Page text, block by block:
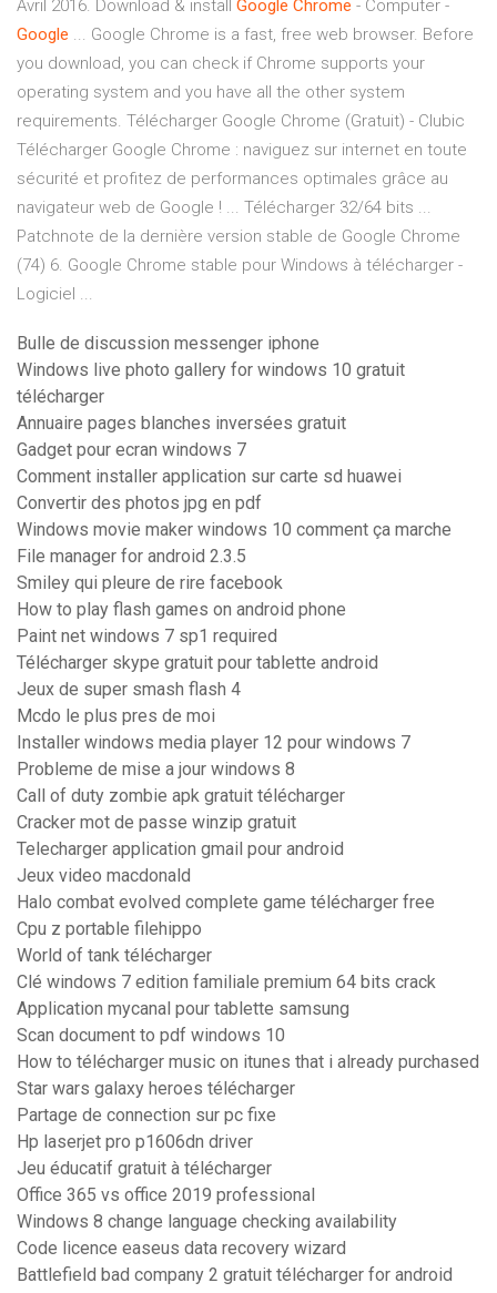
Avril 2016. Download & install Google Chrome - Computer -
Google ... Google Chrome is a fast, free web browser. Before
you download, you can check if Chrome supports your
operating system and you have all the other system
requirements. Télécharger Google Chrome (Gratuit) - Clubic
Télécharger Google Chrome : naviguez sur internet en toute
sécurité et profitez de performances optimales grâce au
navigateur web de Google ! ... Télécharger 32/64 bits ...
Patchnote de la dernière version stable de Google Chrome
(74) 6. Google Chrome stable pour Windows à télécharger -
Logiciel ...
Bulle de discussion messenger iphone
Windows live photo gallery for windows 10 gratuit
télécharger
Annuaire pages blanches inversées gratuit
Gadget pour ecran windows 7
Comment installer application sur carte sd huawei
Convertir des photos jpg en pdf
Windows movie maker windows 10 comment ça marche
File manager for android 2.3.5
Smiley qui pleure de rire facebook
How to play flash games on android phone
Paint net windows 7 sp1 required
Télécharger skype gratuit pour tablette android
Jeux de super smash flash 4
Mcdo le plus pres de moi
Installer windows media player 12 pour windows 7
Probleme de mise a jour windows 8
Call of duty zombie apk gratuit télécharger
Cracker mot de passe winzip gratuit
Telecharger application gmail pour android
Jeux video macdonald
Halo combat evolved complete game télécharger free
Cpu z portable filehippo
World of tank télécharger
Clé windows 7 edition familiale premium 64 bits crack
Application mycanal pour tablette samsung
Scan document to pdf windows 10
How to télécharger music on itunes that i already purchased
Star wars galaxy heroes télécharger
Partage de connection sur pc fixe
Hp laserjet pro p1606dn driver
Jeu éducatif gratuit à télécharger
Office 365 vs office 2019 professional
Windows 8 change language checking availability
Code licence easeus data recovery wizard
Battlefield bad company 2 gratuit télécharger for android